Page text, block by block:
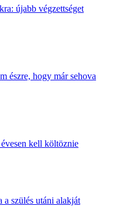
újabb végzettséget
észre, hogy már sehova
kell költöznie
a szülés utáni alakját